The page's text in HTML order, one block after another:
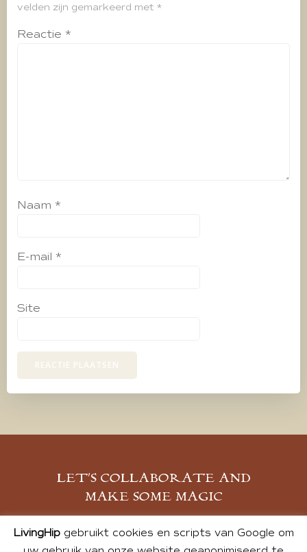
velden zijn gemarkeerd met *
Reactie *
Naam *
E-mail *
Site
LET’S COLLABORATE AND
MAKE SOME MAGIC
MELD JE AAN
LivingHipgebruikt cookies en scripts van Google om